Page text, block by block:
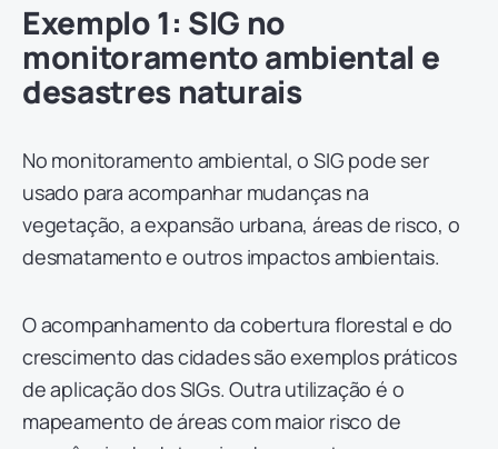
Exemplo 1: SIG no
monitoramento ambiental e
desastres naturais
No monitoramento ambiental, o SIG pode ser
usado para acompanhar mudanças na
vegetação, a expansão urbana, áreas de risco, o
desmatamento e outros impactos ambientais.
O acompanhamento da cobertura florestal e do
crescimento das cidades são exemplos práticos
de aplicação dos SIGs. Outra utilização é o
mapeamento de áreas com maior risco de